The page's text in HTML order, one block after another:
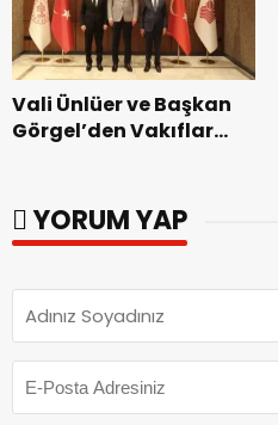
Vali Ünlüer ve Başkan
Görgel’den Vakıflar
YORUM YAP